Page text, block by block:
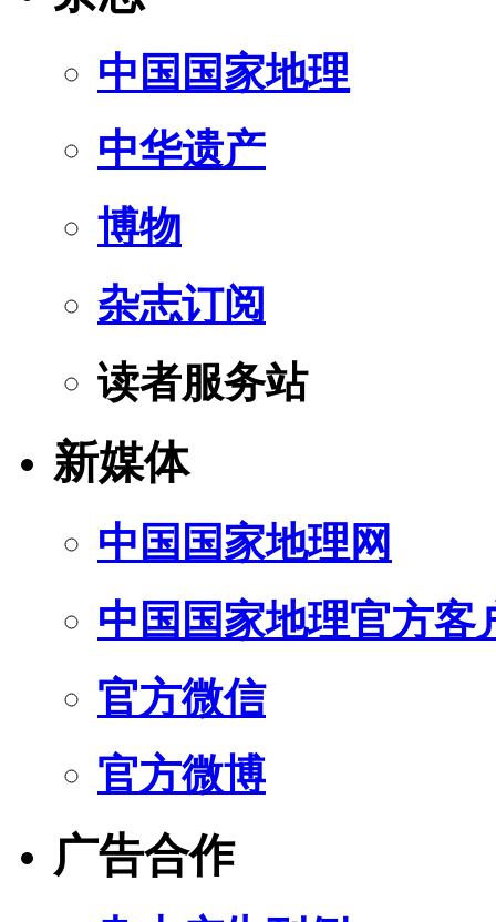
中国国家地理
中华遗产
博物
杂志订阅
读者服务站
新媒体
中国国家地理网
中国国家地理官方客
官方微信
官方微博
广告合作